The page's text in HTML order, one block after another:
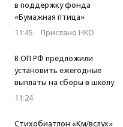
в поддержку фонда
«Бумажная птица»
11:45 · Прислано НКО
В ОП РФ предложили
установить ежегодные
выплаты на сборы в школу
11:24
Стихобиатлон «Км/вслух»